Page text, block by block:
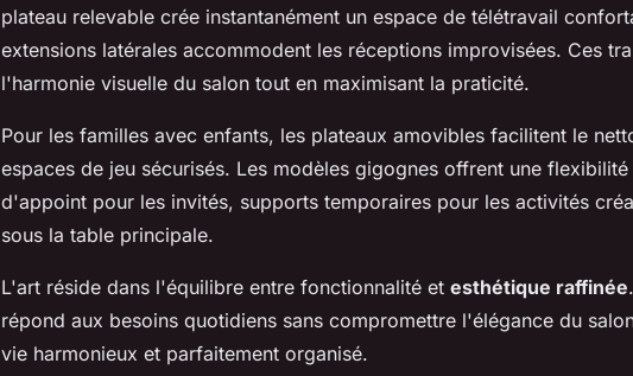
plateau relevable crée instantanément un espace de télétravail
extensions latérales accommodent les réceptions improvisées. Ces
l'harmonie visuelle du salon tout en maximisant la praticité.
Pour les familles avec enfants, les plateaux amovibles facilitent le
espaces de jeu sécurisés. Les modèles gigognes offrent une
d'appoint pour les invités, supports temporaires pour les activités
sous la table principale.
L'art réside dans l'équilibre entre fonctionnalité et esthétique raffinée
répond aux besoins quotidiens sans compromettre l'élégance du
vie harmonieux et parfaitement organisé.